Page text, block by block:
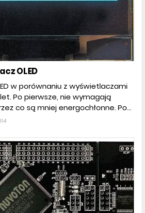
OLED
w porównaniu z wyświetlaczami
Po pierwsze, nie wymagają
co są mniej energochłonne. Po...